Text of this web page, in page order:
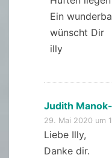
Ein
wünscht Dir
illy
Judith
29. Mai 2020 um
Liebe Illy,
Danke dir.